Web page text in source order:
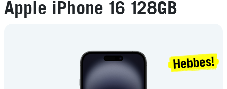
Apple iPhone 16 128GB